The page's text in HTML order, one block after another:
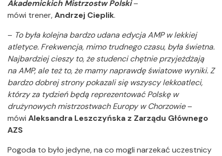
Akademickich Mistrzostw Polski–
mówi trener,Andrzej Cieplik.
– To była kolejna bardzo udana edycja AMP w lekkiej
atletyce. Frekwencja, mimo trudnego czasu, była świetna.
Najbardziej cieszy to, że studenci chętnie przyjeżdżają
na AMP, ale też to, że mamy naprawdę światowe wyniki. Z
bardzo dobrej strony pokazali się wszyscy lekkoatleci,
którzy za tydzień będą reprezentować Polskę w
drużynowych mistrzostwach Europy w Chorzowie–
mówi Aleksandra Leszczyńska z Zarządu Głównego
AZS
Pogoda to było jedyne, na co mogli narzekać uczestnicy